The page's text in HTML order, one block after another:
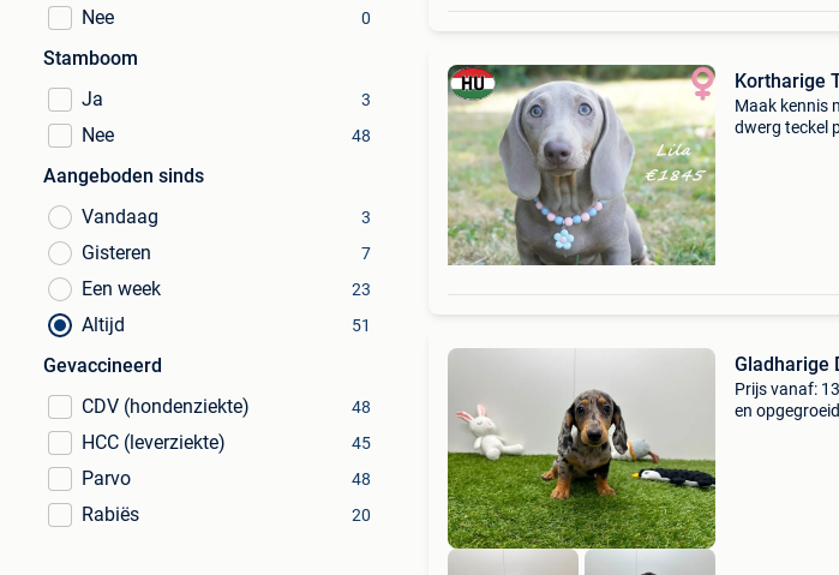
Nee 0
Stamboom
Ja
3
Nee 48
Aangeboden sinds
Vandaag
3
Gisteren 7
Een week 23
Altijd 51
Gevaccineerd
CDV (hondenziekte)
48
HCC (leverziekte) 45
Parvo 48
Rabiës 20
Kortharige
Maak kennis
dwerg teckel
Gladharige
Prijs vanaf:
en